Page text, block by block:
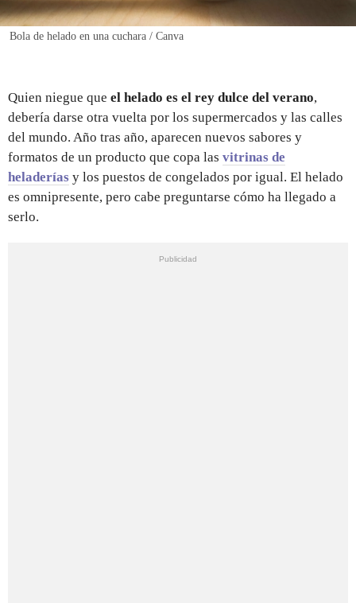
Bola de helado en una cuchara / Canva
Quien niegue que el helado es el rey dulce del verano,
debería darse otra vuelta por los supermercados y las calles
del mundo. Año tras año, aparecen nuevos sabores y
formatos de un producto que copa las vitrinas de
heladerías y los puestos de congelados por igual. El helado
es omnipresente, pero cabe preguntarse cómo ha llegado a
serlo.